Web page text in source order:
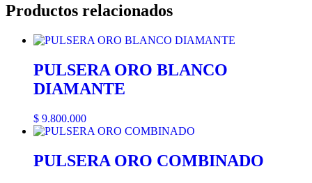
Productos relacionados
PULSERA ORO BLANCO
DIAMANTE
$ 9.800.000
PULSERA ORO COMBINADO